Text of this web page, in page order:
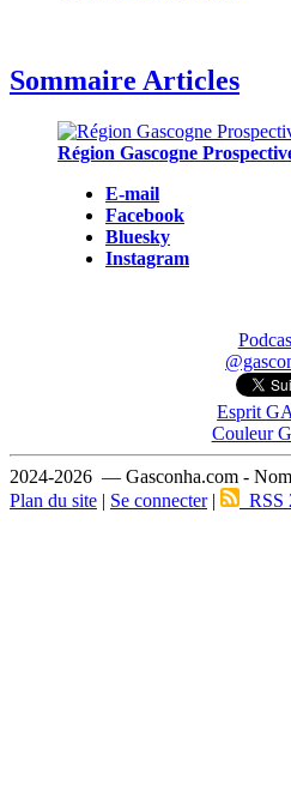
Sommaire Articles
Région Gascogne
E-mail
Facebook
Bluesky
Instagram
Esprit
Couleur
2024-2026 — Gasconha.com -
Plan du site | Se connecter| RSS